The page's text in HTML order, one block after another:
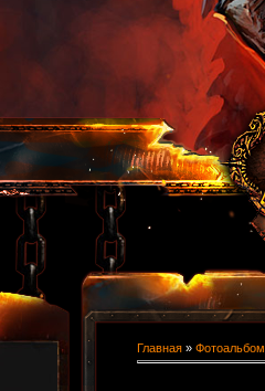
Главная » Фотоальбом